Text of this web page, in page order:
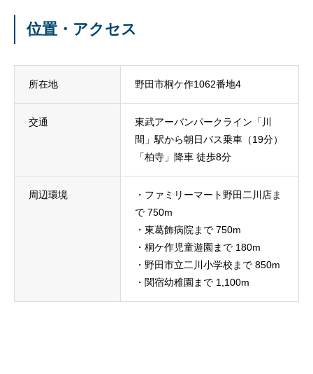
位置・アクセス
所在地 野田市桐ケ作1062番地4
交通
東武アーバンパークライン「川
間」駅から朝日バス乗車（19分）
「柏寺」降車 徒歩8分
周辺環境
・ファミリーマート野田二川店ま
で 750m
・東葛飾病院まで 750m
・桐ケ作児童遊園まで 180m
・野田市立二川小学校まで 850m
・関宿幼稚園まで 1,100m